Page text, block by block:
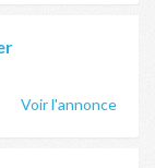
Voir l'annonce